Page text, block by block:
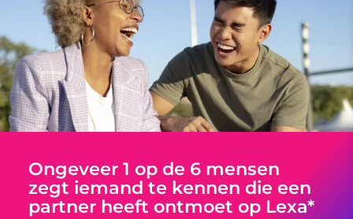
Ongeveer 1 op de 6 mensen
zegt iemand te kennen die een
partner heeft ontmoet op Lexa*